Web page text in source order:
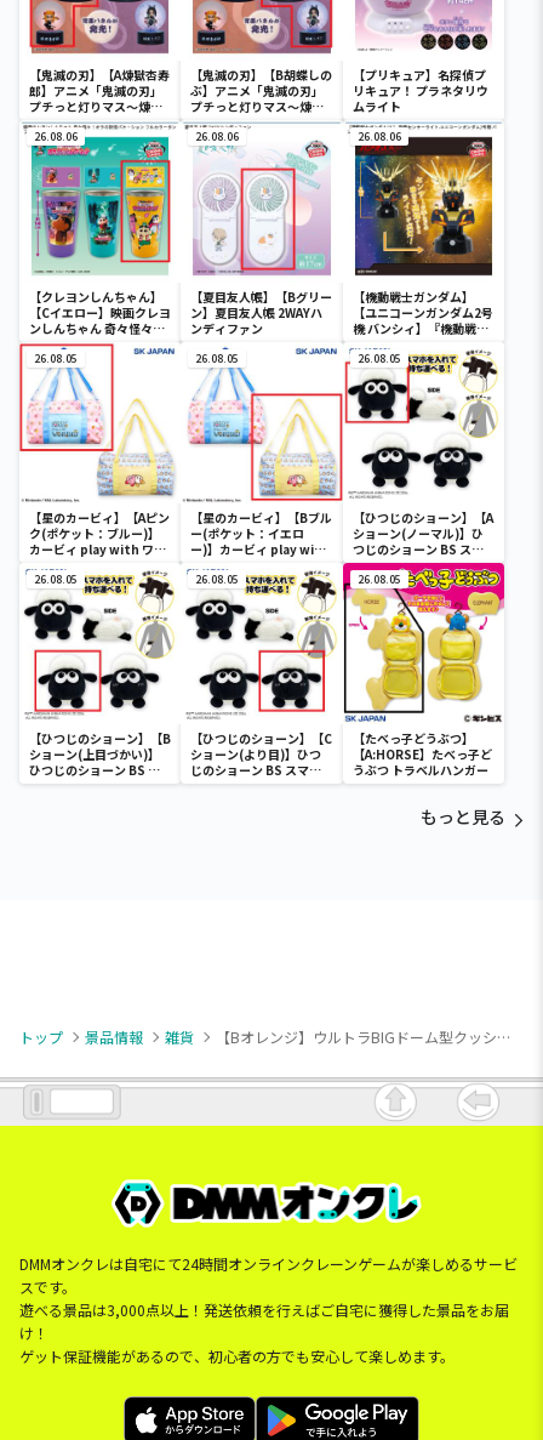
【鬼滅の刃】【A煉獄杏寿
郎】アニメ「鬼滅の刃」
プチっと灯りマス～煉獄
杏寿郎・胡蝶しのぶ～
【鬼滅の刃】【B胡蝶しの
ぶ】アニメ「鬼滅の刃」
プチっと灯りマス～煉獄
杏寿郎・胡蝶しのぶ～
【プリキュア】名探偵プ
リキュア！ プラネタリウ
ムライト
26.08.06
【クレヨンしんちゃん】
【Cイエロー】映画クレヨ
ンしんちゃん 奇々怪々！
オラの妖怪バケ～ション
フルカラータンブラー
26.08.06
【夏目友人帳】【Bグリー
ン】夏目友人帳 2WAYハ
ンディファン
26.08.06
【機動戦士ガンダム】
【ユニコーンガンダム2号
機 バンシィ】『機動戦士
ーライト-ユニコーンガン
ダム2号機 バンシィ（デ
ストロイモード）-
26.08.05
【星のカービィ】【Aピン
ク(ポケット：ブルー)】
カービィ play with ワド
ルディ ボストンバッグ
26.08.05
【星のカービィ】【Bブル
ー(ポケット：イエロ
ー)】カービィ play with
ワドルディ ボストンバッ
グ
26.08.05
【ひつじのショーン】【A
ショーン(ノーマル)】ひ
つじのショーン BS スマ
ホショーンルダー
26.08.05
【ひつじのショーン】【B
ショーン(上目づかい)】
ひつじのショーン BS ス
マホショーンルダー
26.08.05
【ひつじのショーン】【C
ショーン(より目)】ひつ
じのショーン BS スマホ
ショーンルダー
26.08.05
【たべっ子どうぶつ】
【A:HORSE】たべっ子ど
うぶつ トラベルハンガー
もっと見る
トップ 景品情報 雑貨 【Bオレンジ】ウルトラBIGドーム型クッション たこさんウインナー
DMMオンクレは自宅にて24時間オンラインクレーンゲームが楽しめるサービ
スです。
遊べる景品は3,000点以上！発送依頼を行えばご自宅に獲得した景品をお届
け！
ゲット保証機能があるので、初心者の方でも安心して楽しめます。